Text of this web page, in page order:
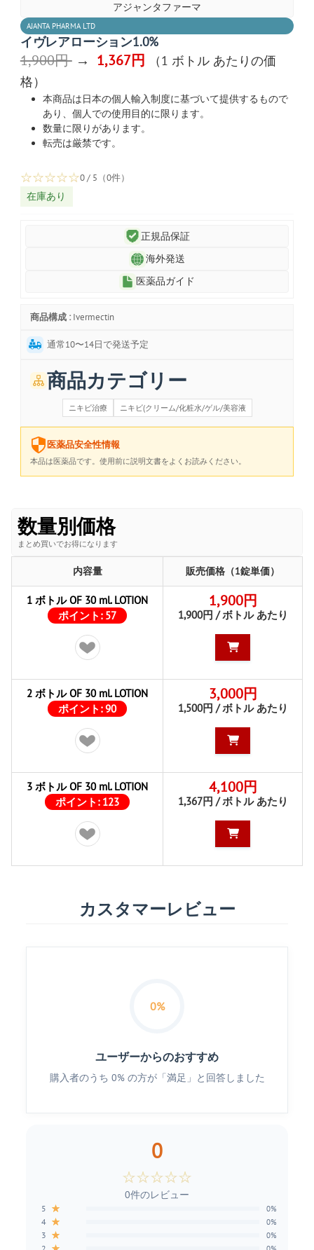
アジャンタファーマ
AJANTA PHARMA LTD
イヴレアローション1.0%
1,900円 → 1,367円
（1 ボトル あたりの価
格）
本商品は日本の個人輸入制度に基づいて提供するもので
あり、個人での使用目的に限ります。
数量に限りがあります。
転売は厳禁です。
☆☆☆☆☆0 / 5（0件）
在庫あり
正規品保証
海外発送
医薬品ガイド
商品構成 : Ivermectin
通常10〜14日で発送予定
商品カテゴリー
ニキビ治療 ニキビ(クリーム/化粧水/ゲル/美容液
医薬品安全性情報
本品は医薬品です。使用前に説明文書をよくお読みください。
数量別価格
まとめ買いでお得になります
内容量 販売価格（1錠単価）
1 ボトル OF 30 ml. LOTION
ポイント: 57
1,900円
1,900円 / ボトル あたり
2 ボトル OF 30 ml. LOTION
ポイント:90
3,000円
1,500円 / ボトル あたり
3 ボトル OF 30 ml. LOTION
ポイント: 123
4,100円
1,367円 / ボトル あたり
カスタマーレビュー
0%
ユーザーからのおすすめ
購入者のうち 0% の方が「満足」と回答しました
0
☆☆☆☆☆
0件のレビュー
5 ★ 0%
4 ★ 0%
3 ★ 0%